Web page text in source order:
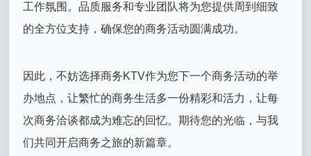
工作氛围。品质服务和专业团队将为您提供周到细致
的全方位支持，确保您的商务活动圆满成功。
因此，不妨选择商务KTV作为您下一个商务活动的举
办地点，让繁忙的商务生活多一份精彩和活力，让每
次商务洽谈都成为难忘的回忆。期待您的光临，与我
们共同开启商务之旅的新篇章。